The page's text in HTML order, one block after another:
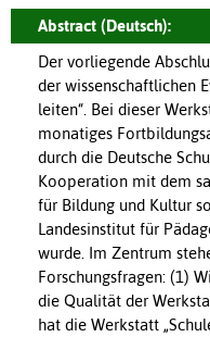
Abstract (Deutsch):
Der vorliegende
der wissenschaftlichen
leiten“. Bei dieser
monatiges
durch die Deutsche
Kooperation mit dem
für Bildung und Kultur
Landesinstitut für
wurde. Im Zentrum
Forschungsfragen: (1)
die Qualität der
hat die Werkstatt